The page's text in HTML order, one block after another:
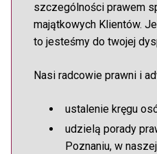
szczególności prawem
majątkowych Klientów.
to jesteśmy do twojej
Nasi radcowie prawni i
ustalenie kręgu
udzielą porady
Poznaniu, w